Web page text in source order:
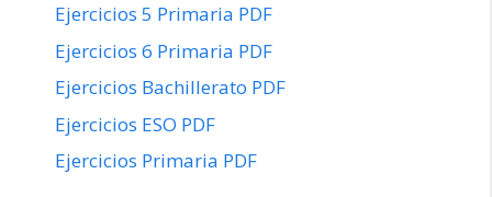
Ejercicios 5 Primaria PDF
Ejercicios 6 Primaria PDF
Ejercicios Bachillerato PDF
Ejercicios ESO PDF
Ejercicios Primaria PDF